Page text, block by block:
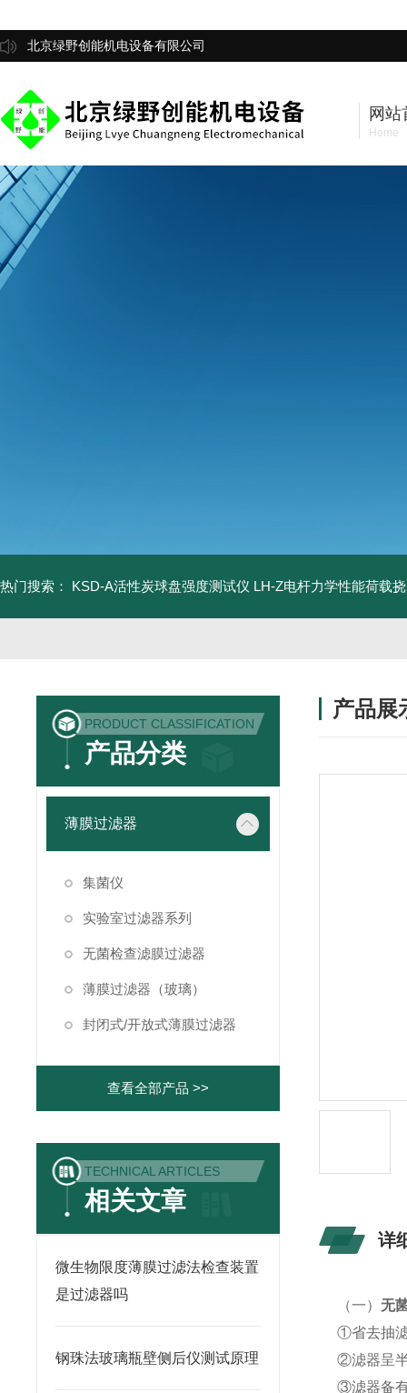
北京绿野创能机电设备有限公司
网站
Home
热门搜索： KSD-A活性炭球盘强度测试仪 LH-Z电杆力学性能荷载
PRODUCT CLASSIFICATION
产品分类
薄膜过滤器
集菌仪
实验室过滤器系列
无菌检查滤膜过滤器
薄膜过滤器（玻璃）
封闭式/开放式薄膜过滤器
查看全部产品 >>
TECHNICAL ARTICLES
相关文章
微生物限度薄膜过滤法检查装置
是过滤器吗
钢珠法玻璃瓶壁侧后仪测试原理
产品展
详
（一）无
①省去抽
②滤器呈
③滤器备